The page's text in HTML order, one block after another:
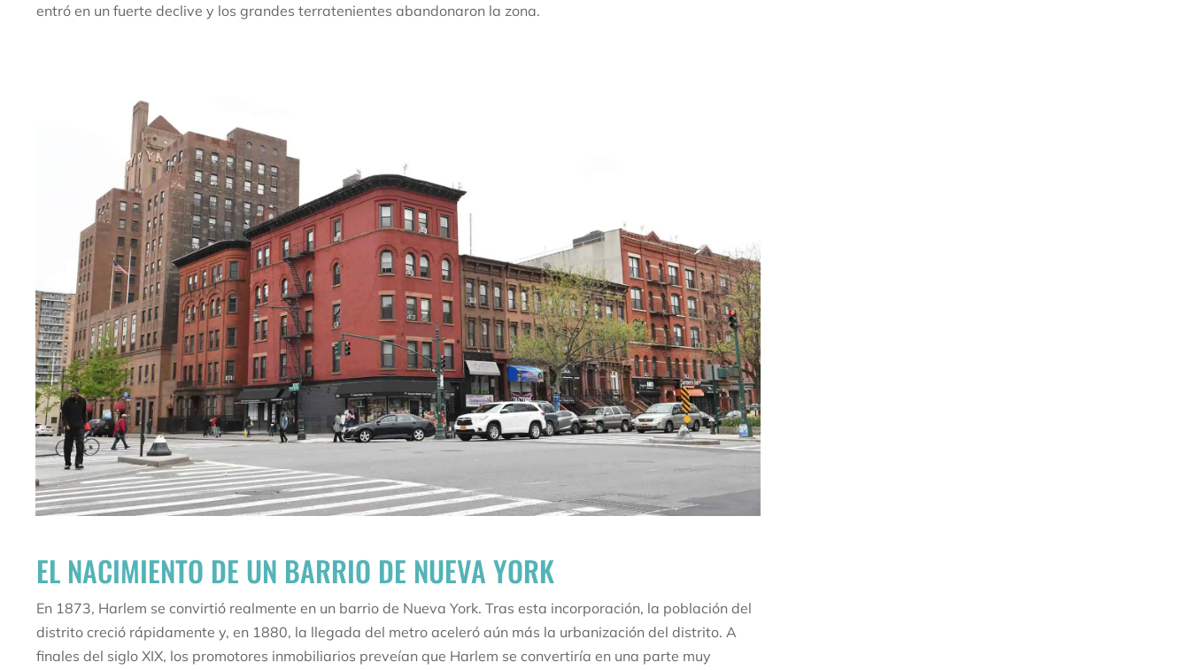
entró en un fuerte declive y los grandes terratenientes abandonaron la zona.
EL NACIMIENTO DE UN BARRIO DE NUEVA YORK
En 1873, Harlem se convirtió realmente en un barrio de Nueva York. Tras esta incorporación, la población del
distrito creció rápidamente y, en 1880, la llegada del metro aceleró aún más la urbanización del distrito. A
finales del siglo XIX, los promotores inmobiliarios preveían que Harlem se convertiría en una parte muy